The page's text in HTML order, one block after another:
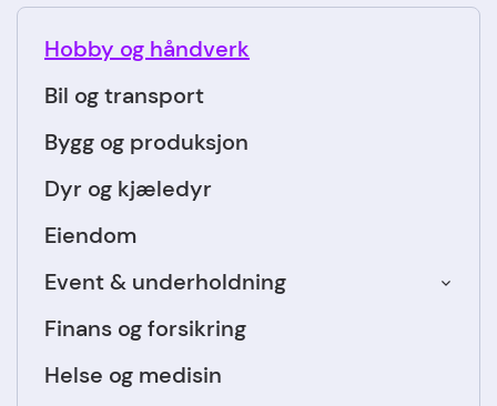
Bil og transport
Bygg og produksjon
Dyr og kjæledyr
Eiendom
Event & underholdning
Finans og forsikring
Helse og medisin
Hobby og håndverk